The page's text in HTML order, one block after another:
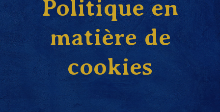
Politique en
matière de
cookies